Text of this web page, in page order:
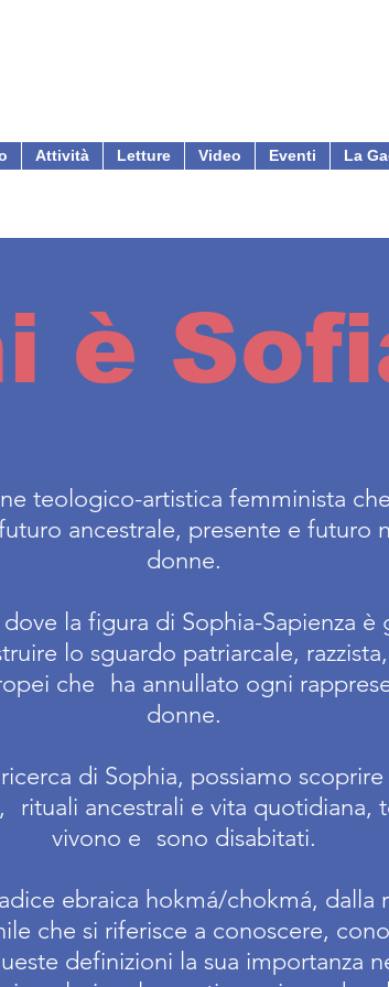
Attività Letture Video Eventi La
è
teologico-artistica femminista
ancestrale, presente e
donne.
la figura di Sophia-Sapienza è
lo sguardo patriarcale,
che
ha annullato ogni
donne.
di Sophia, possiamo
rituali ancestrali e vita quotidiana,
vivono e sono disabitati.
ebraica hokmá/chokmá,
che si riferisce a conoscere,
definizioni la sua importanza